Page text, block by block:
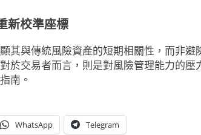
新校準座標
其與傳統風險資產的短期相關性，而非
於交易者而言，則是對風險管理能力的
南。
WhatsApp Telegram